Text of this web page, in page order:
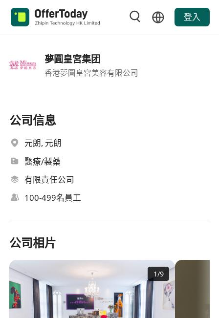
登入
夢圓皇宮集团
香港夢圓皇宮美容有限公司
公司信息
元朗, 元朗
醫療/製藥
有限責任公司
100-499名員工
公司相片
1/9